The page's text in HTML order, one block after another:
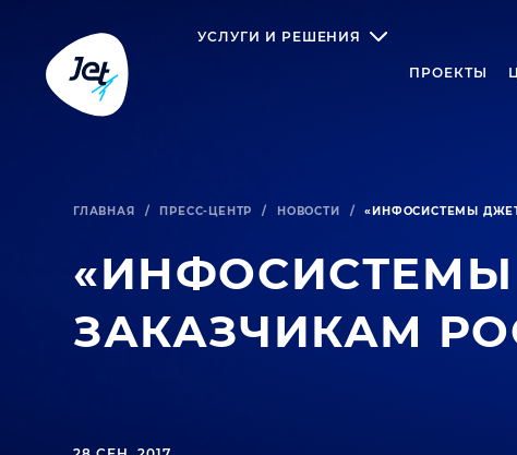
УСЛУГИ И РЕШЕНИЯ
ПРОЕКТЫ
ГЛАВНАЯ / ПРЕСС-ЦЕНТР / НОВОСТИ / «ИНФОСИСТЕМЫ
«ИНФОСИСТЕМЫ
ЗАКАЗЧИКАМ